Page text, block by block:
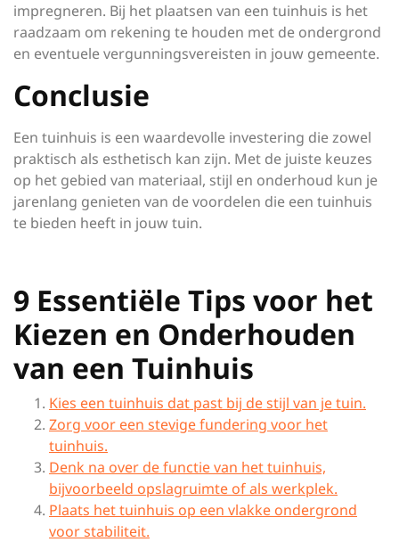
impregneren. Bij het plaatsen van een tuinhuis is het
raadzaam om rekening te houden met de ondergrond
en eventuele vergunningsvereisten in jouw gemeente.
Conclusie
Een tuinhuis is een waardevolle investering die zowel
praktisch als esthetisch kan zijn. Met de juiste keuzes
op het gebied van materiaal, stijl en onderhoud kun je
jarenlang genieten van de voordelen die een tuinhuis
te bieden heeft in jouw tuin.
9 Essentiële Tips voor het
Kiezen en Onderhouden
van een Tuinhuis
Kies een tuinhuis dat past bij de stijl van je tuin.
Zorg voor een stevige fundering voor het
tuinhuis.
Denk na over de functie van het tuinhuis,
bijvoorbeeld opslagruimte of als werkplek.
Plaats het tuinhuis op een vlakke ondergrond
voor stabiliteit.